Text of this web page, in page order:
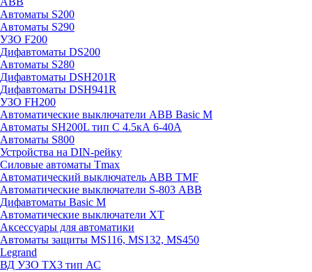
Автоматы S200
Автоматы S290
УЗО F200
Дифавтоматы DS200
Автоматы S280
Дифавтоматы DSH201R
Дифавтоматы DSH941R
УЗО FH200
Автоматические выключатели ABB Basic M
Автоматы SH200L тип С 4.5кА 6-40А
Автоматы S800
Устройства на DIN-рейку
Силовые автоматы Tmax
Автоматический выключатель ABB TMF
Автоматические выключатели S-803 АВВ
Дифавтоматы Basic M
Автоматические выключатели XT
Аксессуары для автоматики
Автоматы защиты MS116, MS132, MS450
Legrand
ВД УЗО TX3 тип АС